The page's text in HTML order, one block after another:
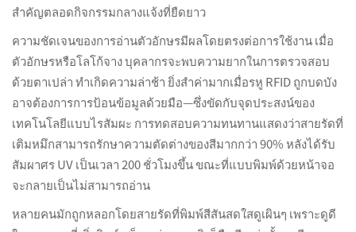
สำคัญตลอดกิจกรรมกลางแจ้งที่ยืดยาว
ความชัดเจนของการอ่านตัวอักษรมีผลโดยตรงต่อการใช้งาน เมื่อ
ตัวอักษรหรือโลโก้จาง บุคลากรจะพบความยากในการตรวจสอบ
ด้วยตาเปล่า ทำเกิดความล่าช้า ยิ่งสำค่ามากเมื่อรหู RFID ถูกบดบัง
อาจต้องการการป้อนข้อมูลด้วยมือ—ซึ่งขัดกับจุดประสงน์ของ
เทคโนโลยีแบบไรสัมผะ การทดสอบความทนทานแสดงว่าสายรัดที่
เติมหมึกสามารถรักษาความตัดต่างของสีมากกว่า 90% หลังได้รับ
สัมผาศร UV เป็นเวลา 200 ชั่วโมงขึ้น ขณะที่แบบพิมพ์ด้วยหน้าจอ
จะกลายเป็นไม่สามารถอ่าน
หลายคนมักถูกหลอกโดยสายรัดที่พิมพ์สีสันสดใสดูเผินๆ เพราะดูดี